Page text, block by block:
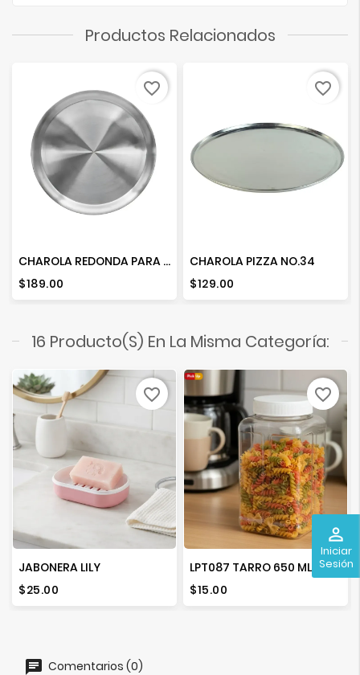
perm_identity
Iniciar
Sesión
Productos Relacionados
CHAROLA REDONDA PARA PAN 38
Precio
$189.00
favorite_border
CHAROLA PIZZA NO.34
Precio
$129.00
favorite_border
16 Producto(s) En La Misma Categoría:
JABONERA LILY
Precio
$25.00
favorite_border
LPT087 TARRO 650 ML. CUAD. PET CRISTAL R-63 LT1B066
Precio
$15.00
favorite_border
Comentarios (0)